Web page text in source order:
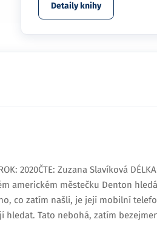
Detaily knihy
2020ČTE: Zuzana Slavíková
americkém městečku Denton hledá
co zatím našli, je její mobilní
hledat. Tato nebohá, zatím